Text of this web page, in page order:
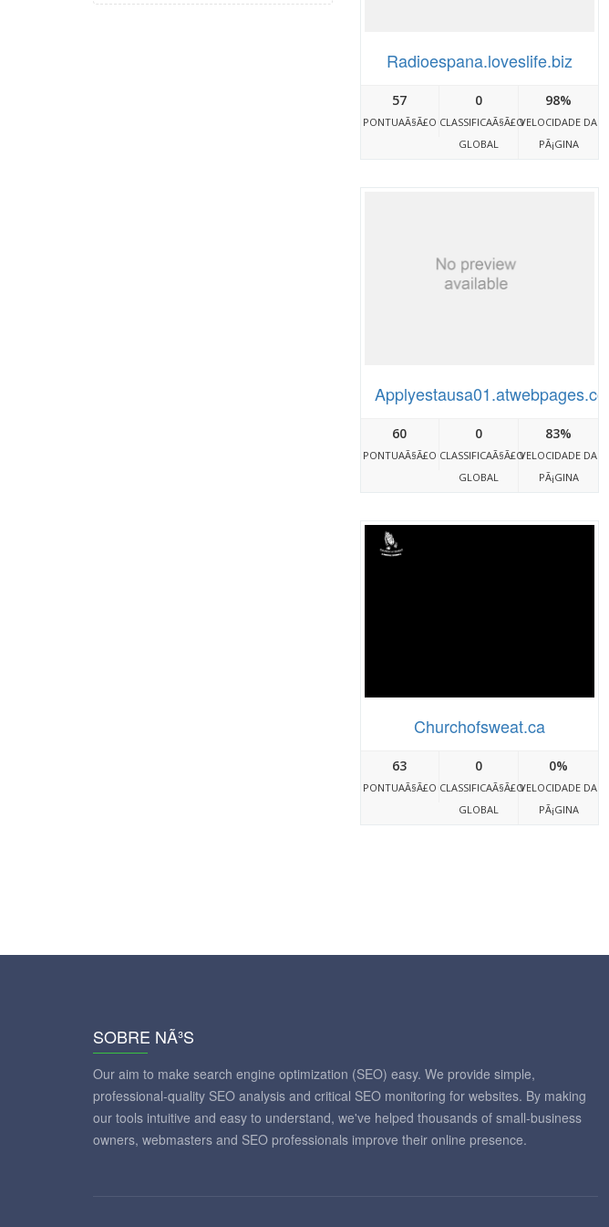
Radioespana.loveslife.biz
57
PONTUAÃ§Ã£O
0
CLASSIFICAÃ§Ã£O
GLOBAL
98%
VELOCIDADE DA
PÃ¡GINA
Applyestausa01.atwebpages.com
60
PONTUAÃ§Ã£O
0
CLASSIFICAÃ§Ã£O
GLOBAL
83%
VELOCIDADE DA
PÃ¡GINA
Churchofsweat.ca
63
PONTUAÃ§Ã£O
0
CLASSIFICAÃ§Ã£O
GLOBAL
0%
VELOCIDADE DA
PÃ¡GINA
SOBRE NÃ³S
Our aim to make search engine optimization (SEO) easy. We provide simple,
professional-quality SEO analysis and critical SEO monitoring for websites. By making
our tools intuitive and easy to understand, we've helped thousands of small-business
owners, webmasters and SEO professionals improve their online presence.